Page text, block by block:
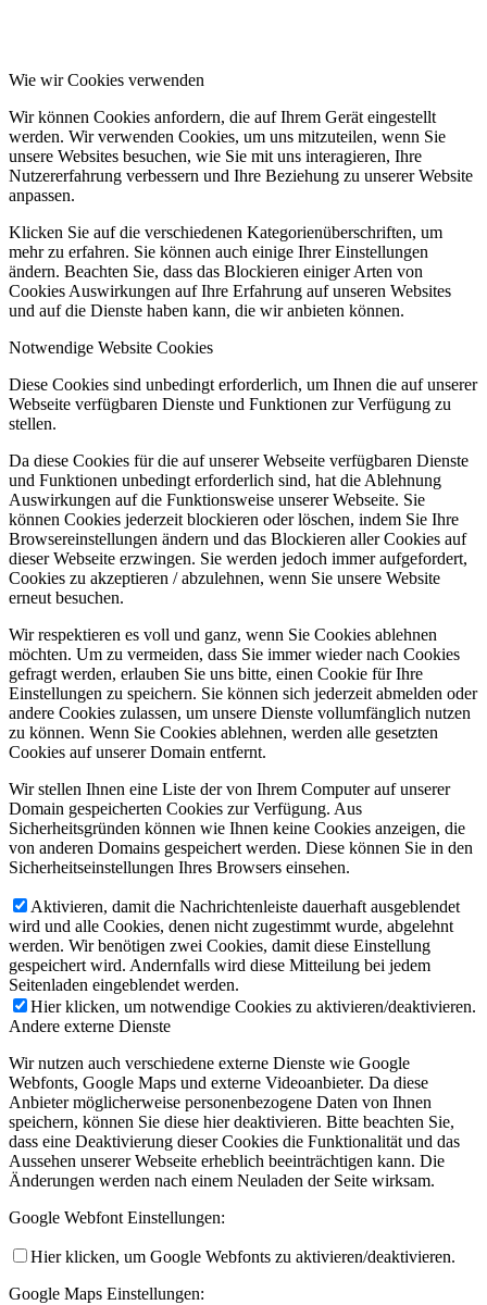
Wie wir Cookies verwenden
Wir können Cookies anfordern, die auf Ihrem Gerät eingestellt
werden. Wir verwenden Cookies, um uns mitzuteilen, wenn Sie
unsere Websites besuchen, wie Sie mit uns interagieren, Ihre
Nutzererfahrung verbessern und Ihre Beziehung zu unserer Website
anpassen.
Klicken Sie auf die verschiedenen Kategorienüberschriften, um
mehr zu erfahren. Sie können auch einige Ihrer Einstellungen
ändern. Beachten Sie, dass das Blockieren einiger Arten von
Cookies Auswirkungen auf Ihre Erfahrung auf unseren Websites
und auf die Dienste haben kann, die wir anbieten können.
Notwendige Website Cookies
Diese Cookies sind unbedingt erforderlich, um Ihnen die auf unserer
Webseite verfügbaren Dienste und Funktionen zur Verfügung zu
stellen.
Da diese Cookies für die auf unserer Webseite verfügbaren Dienste
und Funktionen unbedingt erforderlich sind, hat die Ablehnung
Auswirkungen auf die Funktionsweise unserer Webseite. Sie
können Cookies jederzeit blockieren oder löschen, indem Sie Ihre
Browsereinstellungen ändern und das Blockieren aller Cookies auf
dieser Webseite erzwingen. Sie werden jedoch immer aufgefordert,
Cookies zu akzeptieren / abzulehnen, wenn Sie unsere Website
erneut besuchen.
Wir respektieren es voll und ganz, wenn Sie Cookies ablehnen
möchten. Um zu vermeiden, dass Sie immer wieder nach Cookies
gefragt werden, erlauben Sie uns bitte, einen Cookie für Ihre
Einstellungen zu speichern. Sie können sich jederzeit abmelden oder
andere Cookies zulassen, um unsere Dienste vollumfänglich nutzen
zu können. Wenn Sie Cookies ablehnen, werden alle gesetzten
Cookies auf unserer Domain entfernt.
Wir stellen Ihnen eine Liste der von Ihrem Computer auf unserer
Domain gespeicherten Cookies zur Verfügung. Aus
Sicherheitsgründen können wie Ihnen keine Cookies anzeigen, die
von anderen Domains gespeichert werden. Diese können Sie in den
Sicherheitseinstellungen Ihres Browsers einsehen.
Aktivieren, damit die Nachrichtenleiste dauerhaft ausgeblendet
wird und alle Cookies, denen nicht zugestimmt wurde, abgelehnt
werden. Wir benötigen zwei Cookies, damit diese Einstellung
gespeichert wird. Andernfalls wird diese Mitteilung bei jedem
Seitenladen eingeblendet werden.
Hier klicken, um notwendige Cookies zu aktivieren/deaktivieren.
Andere externe Dienste
Wir nutzen auch verschiedene externe Dienste wie Google
Webfonts, Google Maps und externe Videoanbieter. Da diese
Anbieter möglicherweise personenbezogene Daten von Ihnen
speichern, können Sie diese hier deaktivieren. Bitte beachten Sie,
dass eine Deaktivierung dieser Cookies die Funktionalität und das
Aussehen unserer Webseite erheblich beeinträchtigen kann. Die
Änderungen werden nach einem Neuladen der Seite wirksam.
Google Webfont Einstellungen:
Hier klicken, um Google Webfonts zu aktivieren/deaktivieren.
Google Maps Einstellungen: